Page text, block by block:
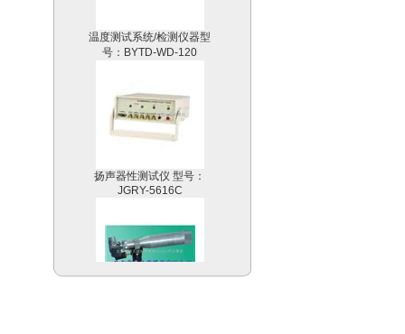
号：BYTD-WD-120
JGRY-5616C